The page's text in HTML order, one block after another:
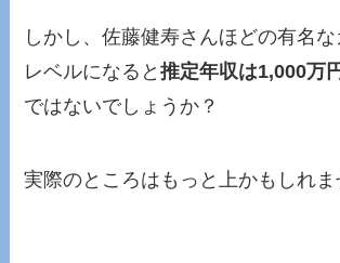
しかし、佐藤健寿さんほどの有名
レベルになると推定年収は1,000万
ではないでしょうか？
実際のところはもっと上かもしれま